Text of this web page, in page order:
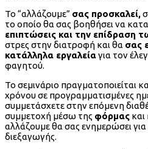
Το “αλλάζουμε” σας προσκαλεί,
το οποίο θα σας βοηθήσει να
επιπτώσεις και την επίδραση
στρες στην διατροφή και θα σας
κατάλληλα εργαλείαγια τον
φαγητού.
Το σεμινάριο πραγματοποιείται
χρόνου σε προγραμματισμένες
συμμετάσχετε στην επόμενη
συμμετοχή μέσω της φόρμας
αλλάζουμε θα σας ενημερώσει για
διεξαγωγής.